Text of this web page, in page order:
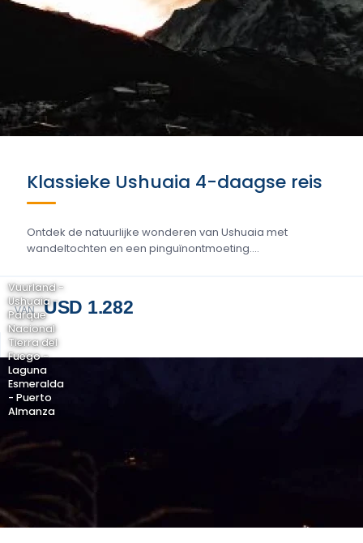
Klassieke Ushuaia 4-daagse reis
Ontdek de natuurlijke wonderen van Ushuaia met
wandeltochten en een pinguïnontmoeting....
VAN USD 1.282
Vuurland -
Ushuaia -
Parque
Nacional
Tierra del
Fuego -
Laguna
Esmeralda
- Puerto
Almanza